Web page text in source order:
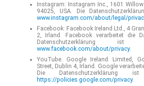
Instagram: Instagram Inc., 1601
94025, USA. Die
www.instagram.com/about/legal/
Facebook: Facebook Ireland Ltd., 4
2, Irland. Facebook verarbeitet die
Datenschutzerklärung
www.facebook.com/about/privacy.
YouTube: Google Ireland Limited,
Street, Dublin 4, Irland. Google
Die Datenschutzerklärung
https://policies.google.com/privacy.